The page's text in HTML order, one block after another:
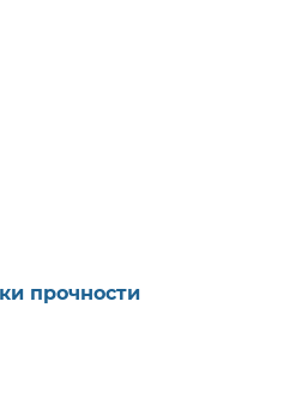
прочности